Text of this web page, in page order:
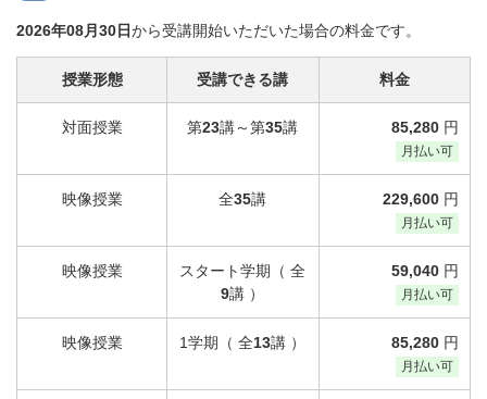
2026年08月30日から受講開始いただいた場合の料金です。
授業形態
対面授業
映像授業
映像授業
映像授業
受講できる講
第23講～第35講
全35講
スタート学期（ 全
9講 ）
1学期（ 全13講 ）
料金
85,280 円
月払い可
229,600 円
月払い可
59,040 円
月払い可
85,280 円
月払い可